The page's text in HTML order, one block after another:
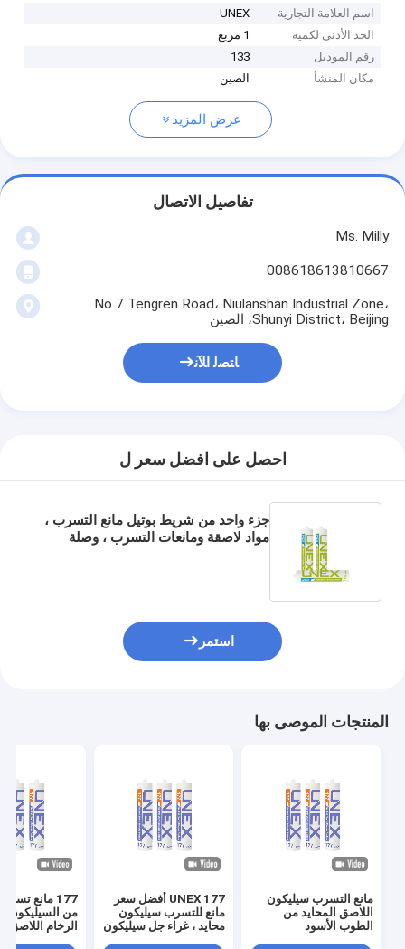
اسم العلامة التجارية
UNEX
الحد الأدنى لكمية
1 مربع
رقم الموديل
133
مكان المنشأ
الصين
عرض المزيد
تفاصيل الاتصال
Ms. Milly
008618613810667
No 7 Tengren Road، Niulanshan Industrial Zone،
Shunyi District، Beijing، الصين
ﺎﺘﺼﻟ ﺍﻶﻧ
احصل على افضل سعر ل
جزء واحد من شريط بوتيل مانع التسرب ،
مواد لاصقة ومانعات التسرب ، وصلة
استمر
المنتجات الموصى بها
مانع التسرب سيليكون
اللاصق المحايد من
الطوب الأسود
UNEX 177 أفضل سعر
مانع للتسرب سيليكون
محايد ، غراء جل سيليكون
177 مانع
من السيليكون
الرخام اللاصق